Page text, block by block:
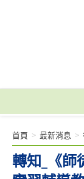
轉知_《師
首頁 > 最新消息 >